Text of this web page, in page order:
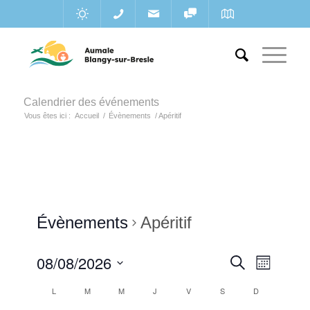
Calendrier des événements
Vous êtes ici : Accueil / Évènements / Apéritif
Évènements Apéritif
Recherche
de
Mois
08/08/2026
Calendrier
L M M J V S D